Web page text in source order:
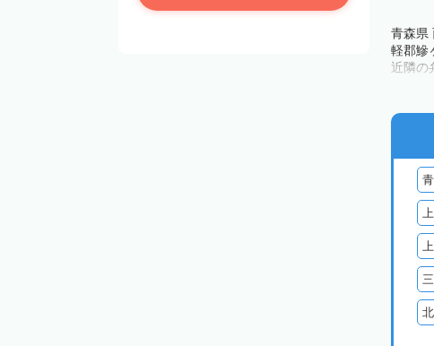
青森県
軽郡鰺
近隣の